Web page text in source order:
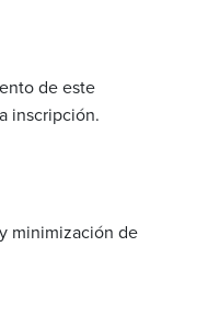
de este
inscripción.
minimización de